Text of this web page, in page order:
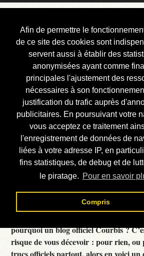
Afin de permettre le
de ce site des cookies sont
servent aussi à établir des
anonymisées ayant comme
principales l'ajustement des
nécessaires à son
justification du trafic auprès
publicitaires. En poursuivant votre
vous acceptez ce traitement
l'enregistrement de données de
liées à votre adresse IP, en
fins statistiques, de debug et de
le piratage. Pour en savoir
Compris
Courbis, « LE »
Blog Officiel
Bienvenue
Réalisations
Divers (et d’été)
Annonces
Liens externes
Téléchargement
Contact
Courbis, « LE » Blog Officiel - je vous
pourquoi un blog officiel Courbis ?
risque de vous décevoir : pour rien,